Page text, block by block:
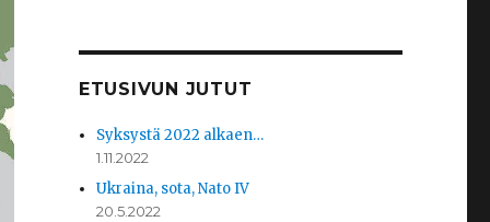
ETUSIVUN JUTUT
Syksystä 2022 alkaen…
1.11.2022
Ukraina, sota, Nato IV
20.5.2022